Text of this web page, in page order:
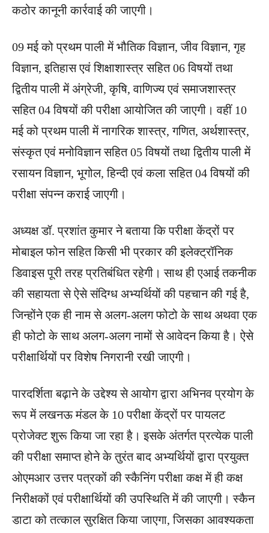
कठोर कानूनी कार्रवाई की जाएगी।
09 मई को प्रथम पाली में भौतिक विज्ञान, जीव विज्ञान, गृह
विज्ञान, इतिहास एवं शिक्षाशास्त्र सहित 06 विषयों तथा
द्वितीय पाली में अंग्रेजी, कृषि, वाणिज्य एवं समाजशास्त्र
सहित 04 विषयों की परीक्षा आयोजित की जाएगी। वहीं 10
मई को प्रथम पाली में नागरिक शास्त्र, गणित, अर्थशास्त्र,
संस्कृत एवं मनोविज्ञान सहित 05 विषयों तथा द्वितीय पाली में
रसायन विज्ञान, भूगोल, हिन्दी एवं कला सहित 04 विषयों की
परीक्षा संपन्न कराई जाएगी।
अध्यक्ष डॉ. प्रशांत कुमार ने बताया कि परीक्षा केंद्रों पर
मोबाइल फोन सहित किसी भी प्रकार की इलेक्ट्रॉनिक
डिवाइस पूरी तरह प्रतिबंधित रहेगी। साथ ही एआई तकनीक
की सहायता से ऐसे संदिग्ध अभ्यर्थियों की पहचान की गई है,
जिन्होंने एक ही नाम से अलग-अलग फोटो के साथ अथवा एक
ही फोटो के साथ अलग-अलग नामों से आवेदन किया है। ऐसे
परीक्षार्थियों पर विशेष निगरानी रखी जाएगी।
पारदर्शिता बढ़ाने के उद्देश्य से आयोग द्वारा अभिनव प्रयोग के
रूप में लखनऊ मंडल के 10 परीक्षा केंद्रों पर पायलट
प्रोजेक्ट शुरू किया जा रहा है। इसके अंतर्गत प्रत्येक पाली
की परीक्षा समाप्त होने के तुरंत बाद अभ्यर्थियों द्वारा प्रयुक्त
ओएमआर उत्तर पत्रकों की स्कैनिंग परीक्षा कक्ष में ही कक्ष
निरीक्षकों एवं परीक्षार्थियों की उपस्थिति में की जाएगी। स्कैन
डाटा को तत्काल सुरक्षित किया जाएगा, जिसका आवश्यकता